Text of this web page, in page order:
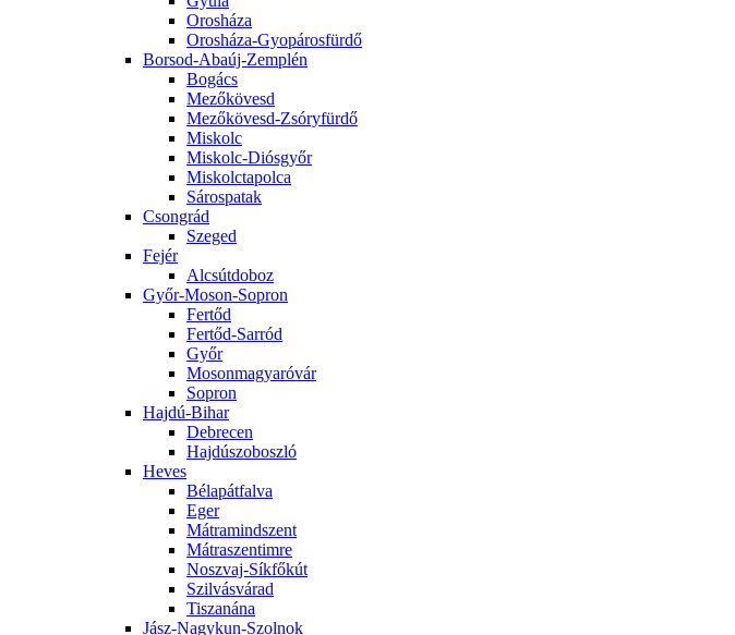
Orosháza
Orosháza-Gyopárosfürdő
Borsod-Abaúj-Zemplén
Bogács
Mezőkövesd
Mezőkövesd-Zsóryfürdő
Miskolc
Miskolc-Diósgyőr
Miskolctapolca
Sárospatak
Csongrád
Szeged
Fejér
Alcsútdoboz
Győr-Moson-Sopron
Fertőd
Fertőd-Sarród
Győr
Mosonmagyaróvár
Sopron
Hajdú-Bihar
Debrecen
Hajdúszoboszló
Heves
Bélapátfalva
Eger
Mátramindszent
Mátraszentimre
Noszvaj-Síkfőkút
Szilvásvárad
Tiszanána
Jász-Nagykun-Szolnok